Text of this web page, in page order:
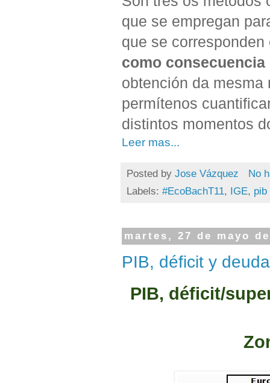
que se empregan
que se
como
obtención da
permítenos
distintos momentos
Leer mas...
Posted by Jose Vázquez
No
Labels: #EcoBachT11, IGE, pib
martes, 27 de mayo
PIB, déficit y
PIB, déficit/